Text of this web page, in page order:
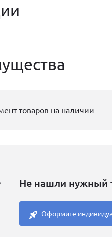
товаров на наличии
Не нашли нужный
Оформите